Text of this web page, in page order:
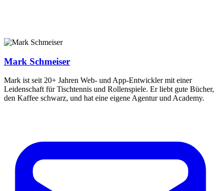
Mark Schmeiser
Mark ist seit 20+ Jahren Web- und App-Entwickler mit einer
Leidenschaft für Tischtennis und Rollenspiele. Er liebt gute Bücher,
den Kaffee schwarz, und hat eine eigene Agentur und Academy.